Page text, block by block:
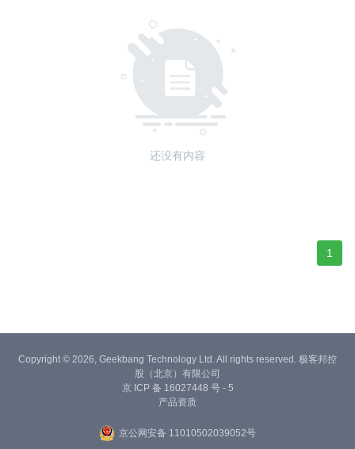
还没有内容
1
Copyright © 2026, Geekbang Technology Ltd. All rights reserved. 极客邦控
股（北京）有限公司
京 ICP 备 16027448 号 - 5
产品资质
京公网安备 11010502039052号